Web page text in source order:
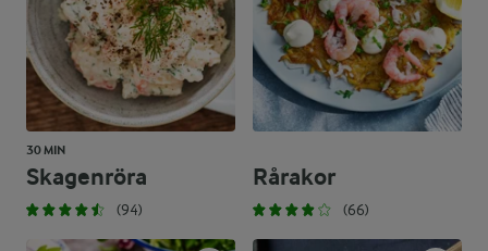
30 MIN
Skagenröra
(94)
Rårakor
(66)